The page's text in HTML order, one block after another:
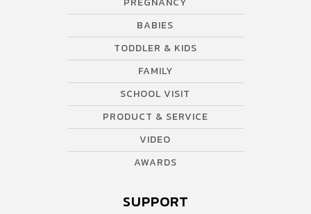
ระดับมหาวิทยาลัย แต่ก็คงเป็นไปไม่ได้ เนื่องจากทางบ้านต้องส่งเสียให้
น้องชายคนเล็กเรียนหนังสืออีกคน ขอบคุณข้อมูลและภาพจาก :
BABIES
TODDLER & KIDS
FAMILY
SCHOOL VISIT
PRODUCT & SERVICE
VIDEO
AWARDS
SUPPORT